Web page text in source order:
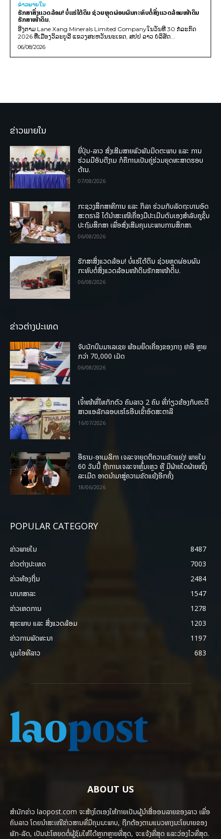
ຂ່າວພາຍ​ໃນ
ຮັກສາສິ່ງແວດລ້ອມ! ບໍ່ແຮ່ໃຕ້ດິນ ຊ່ວຍຫຼຸດຜ່ອນຜົນກະທົບຕໍ່ສິ່ງແວດລ້ອມໜ້າດິນ
ຮັກສາໜ້າດິນ.
ອີງຕາມ Lane Xang Minerals Limited Companyໃນວັນທີ 30 ກໍລະກົດ
2026 ທີ່ເມືອງວິລະບູລີ ແຂວງສະຫວັນນະເຂດ, ສປປ ລາວ ບໍລິສັດ...
06/08/2026
ຂ່າວພາຍໃນ
ຍີ່ປຸ່ນ-ລາວ ສົ່ງເສີມສາຍພົວພັນມິດຕະພາບ ແລະ ການ
ຮ່ວມມືອັນດີງາມ ກໍຄືການເປັນຄູ່ຮ່ວມຍຸດທະສາດຮອບ
ດ້ານ.
07/08/2026
ກະຊວງສຶກສາທິການ ແລະ ກິລາ ຮ່ວມກັບລັດຖະບານອົດ
ສະຕຣາລີ ໄດ້ນຳສະເໜີເຄື່ອງມືປະເມີນຕົນເອງສຳລັບຄູຊັ້ນ
ປະຖົມສຶກສາ ເພື່ອສົ່ງເສີມຄຸນນະພາບການສຶກສາ.
06/08/2026
ຮັກສາສິ່ງແວດລ້ອມ! ບໍ່ແຮ່ໃຕ້ດິນ ຊ່ວຍຫຼຸດຜ່ອນຜົນ
ກະທົບຕໍ່ສິ່ງແວດລ້ອມໜ້າດິນຮັກສາໜ້າດິນ.
06/08/2026
ຂ່າວຕ່າງປະເທດ
ຈັບນັກບິນມາເລເຊຍ ພ້ອມຍຶດເຄື່ອງຂອງກາງ ຢາອີ ຫຼາຍ
ກວ່າ 70,000 ເມັດ
06/08/2026
ເຈົ້າໜ້າທີ່ໄທກັກຕົວ ຄົນລາວ 2 ຄົນ ທີ່ກ່ຽວຂ້ອງກັບຄະດີ
ສາວແອລັກລອບເຮໂຣອີນເຂົ້າອົດສະຕາລີ
16/07/2026
ອີຣານ-ອາເມລິກາ ເຈລະຈາຍຸດຕິຄວາມຂັດແຍ່ງ! ພາຍໃນ
60 ວັນນີ້ ຖ້າການເຈລະຈາຫຼົ້ມເຫຼວ ຫຼື ມີຝ່າຍໃດຝ່າຍໜຶ່ງ
ລະເມີດ ອາດນໍາມາສູ່ຄວາມຂັດແຍ້ງອີກຄັ້ງ
18/06/2026
POPULAR CATEGORY
ຂ່າວພາຍ​ໃນ
8487
ຂ່າວຕ່າງປະເທດ
7003
ຂ່າວທ້ອງຖິ່ນ
2484
ນານາສາລະ
1547
ຂ່າວເຫດການ
1278
ສຸຂະພາບ ແລະ ສີ່ງແວດລ້ອມ
1203
ຂ່າວການພັດທະນາ
1197
ມູມໄອທີລາວ
683
ABOUT US
ສຳນັກຂ່າວ laopost.com ຈະສ້າງໂຕເອງໃຫ້ກາຍເປັນຜູ້ນຳສື່ອອນລາຍຂອງລາວ ເພື່ອ
ຄົນລາວ ໂດຍນຳສະເໜີຂ່າວສານທີ່ມີຄຸນນະພາບ, ຖືກຕ້ອງຕາມແນວທາງນະໂຍບາຍຂອງ
ພັກ-ລັດ, ເປັນປະໂຫຍດຕໍ່ຜູ້ຊົມໃຫ້ໄດ້ຫຼາກຫຼາຍທີ່ສຸດ, ຈະແຈ້ງທີ່ສຸດ ແລະວ່ອງໄວທີ່ສຸດ.